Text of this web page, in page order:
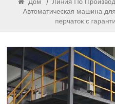
Автоматическая машина
перчаток с